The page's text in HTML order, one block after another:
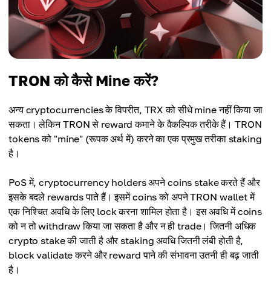
TRON को कैसे Mine करें?
अन्य cryptocurrencies के विपरीत, TRX को सीधे mine नहीं किया जा
सकता। लेकिन TRON से reward कमाने के वैकल्पिक तरीके हैं। TRON
tokens को "mine" (रूपक अर्थ में) करने का एक प्रमुख तरीका staking
है।
PoS में, cryptocurrency holders अपने coins stake करते हैं और
इसके बदले rewards पाते हैं। इसमें coins को अपने TRON wallet में
एक निश्चित अवधि के लिए lock करना शामिल होता है। इस अवधि में coins
को न तो withdraw किया जा सकता है और न ही trade। जितनी अधिक
crypto stake की जाती है और staking अवधि जितनी लंबी होती है,
block validate करने और reward पाने की संभावना उतनी ही बढ़ जाती
है।